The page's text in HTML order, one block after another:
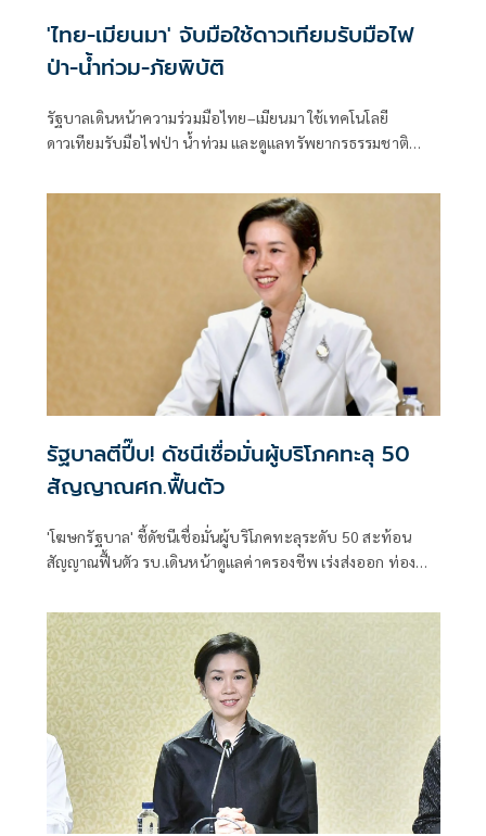
'ไทย-เมียนมา' จับมือใช้ดาวเทียมรับมือไฟ
ป่า-น้ำท่วม-ภัยพิบัติ
รัฐบาลเดินหน้าความร่วมมือไทย–เมียนมา ใช้เทคโนโลยี
ดาวเทียมรับมือไฟป่า น้ำท่วม และดูแลทรัพยากรธรรมชาติ
รัฐบาลตีปี๊บ! ดัชนีเชื่อมั่นผู้บริโภคทะลุ 50
สัญญาณศก.ฟื้นตัว
'โฆษกรัฐบาล' ชี้ดัชนีเชื่อมั่นผู้บริโภคทะลุระดับ 50 สะท้อน
สัญญาณฟื้นตัว รบ.เดินหน้าดูแลค่าครองชีพ เร่งส่งออก ท่อง